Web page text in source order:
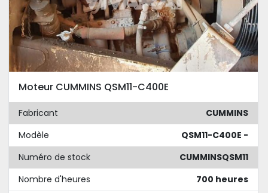
Moteur CUMMINS QSM11-C400E
Fabricant
CUMMINS
Modèle
QSM11-C400E -
Numéro de stock
CUMMINSQSM11
Nombre d'heures
700 heures